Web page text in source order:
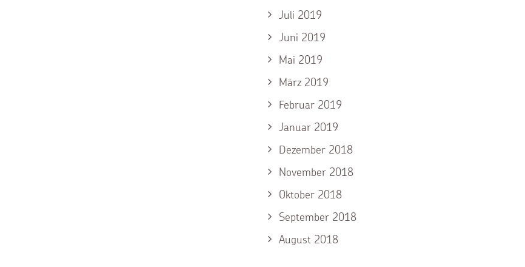
Juli 2019
Juni 2019
Mai 2019
März 2019
Februar 2019
Januar 2019
Dezember 2018
November 2018
Oktober 2018
September 2018
August 2018